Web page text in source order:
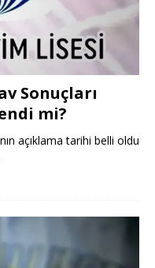
Sonuçları
mi?
açıklama tarihi belli oldu